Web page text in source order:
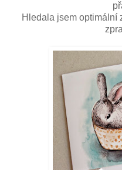
Hledala jsem optimální